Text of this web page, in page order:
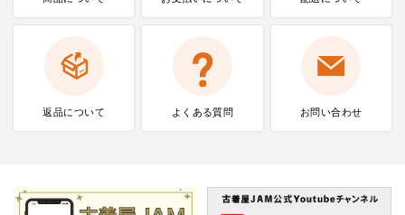
返品について よくある質問 お問い合わせ